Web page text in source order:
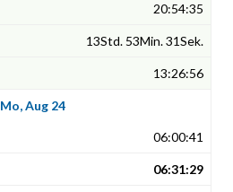
20:54:35
13Std. 53Min. 31Sek.
13:26:56
Mo, Aug 24
06:00:41
06:31:29